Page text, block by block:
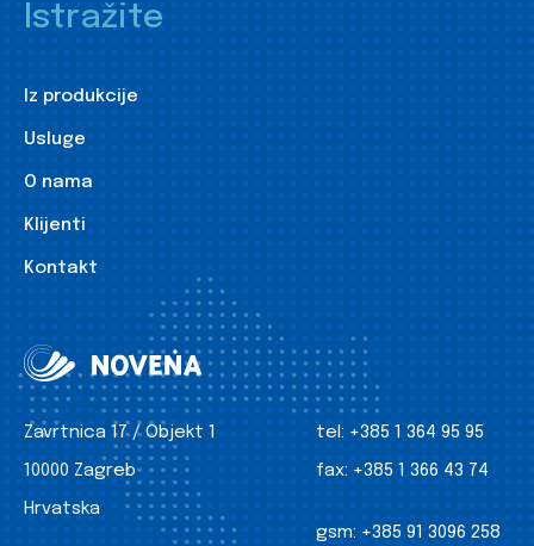
Istražite
Iz produkcije
Usluge
O nama
Klijenti
Kontakt
Zavrtnica 17 / Objekt 1
10000 Zagreb
Hrvatska
tel: +385 1 364 95 95
fax: +385 1 366 43 74
gsm: +385 91 3096 258